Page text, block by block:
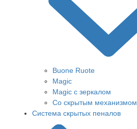
Buone Ruote
Magic
Magic с зеркалом
Со скрытым механизмом
Система скрытых пеналов